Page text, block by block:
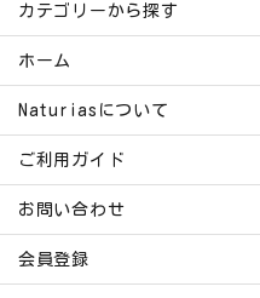
カテゴリーから探す
ホーム
Naturiasについて
ご利用ガイド
お問い合わせ
会員登録